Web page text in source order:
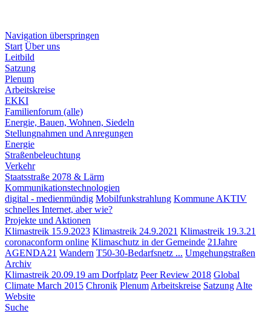
Navigation überspringen
Start Über uns
Leitbild
Satzung
Plenum
Arbeitskreise
EKKI
Familienforum (alle)
Energie, Bauen, Wohnen, Siedeln
Stellungnahmen und Anregungen
Energie
Straßenbeleuchtung
Verkehr
Staatsstraße 2078 & Lärm
Kommunikationstechnologien
digital - medienmündig Mobilfunkstrahlung Kommune AKTIV
schnelles Internet, aber wie?
Projekte und Aktionen
Klimastreik 15.9.2023 Klimastreik 24.9.2021 Klimastreik 19.3.21
coronaconform online Klimaschutz in der Gemeinde 21Jahre
AGENDA21 Wandern T50-30-Bedarfsnetz ... Umgehungstraßen
Archiv
Klimastreik 20.09.19 am Dorfplatz Peer Review 2018 Global
Climate March 2015 Chronik Plenum Arbeitskreise Satzung Alte
Website
Suche